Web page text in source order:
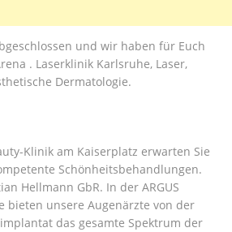
und wir haben für Euch
. Laserklinik Karlsruhe, Laser,
Dermatologie.
Klinik am Kaiserplatz erwarten Sie
Schönheitsbehandlungen.
Hellmann GbR. In der ARGUS
bieten unsere Augenärzte von der
das gesamte Spektrum der